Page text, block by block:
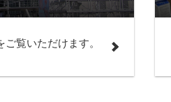
覧いただけます。